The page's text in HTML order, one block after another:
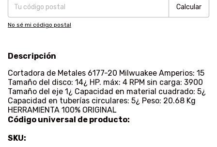
Calcular
No sé mi código postal
Descripción
Cortadora de Metales 6177-20 Milwuakee Amperios: 15
Tamaño del disco: 14¿ HP. máx: 4 RPM sin carga: 3900
Tamaño del eje 1¿ Capacidad en material cuadrado: 5¿
Capacidad en tuberías circulares: 5¿ Peso: 20.68 Kg
HERRAMIENTA 100% ORIGINAL
Código universal de producto:
SKU: